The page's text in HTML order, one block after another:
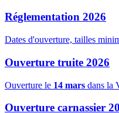
Réglementation 2026
Dates d'ouverture, tailles
Ouverture truite 2026
Ouverture le 14 mars dans la
Ouverture carnassier